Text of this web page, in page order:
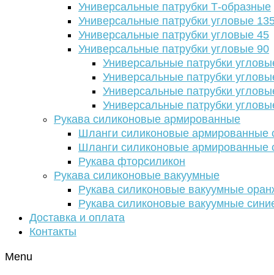
Универсальные патрубки Т-образные
Универсальные патрубки угловые
Универсальные патрубки угловые 45
Универсальные патрубки угловые 90
Универсальные патрубки
Универсальные патрубки
Универсальные патрубки
Универсальные патрубки
Рукава силиконовые армированные
Шланги силиконовые армированные
Шланги силиконовые армированные
Рукава фторсиликон
Рукава силиконовые вакуумные
Рукава силиконовые вакуумные
Рукава силиконовые вакуумные
Доставка и оплата
Контакты
Menu